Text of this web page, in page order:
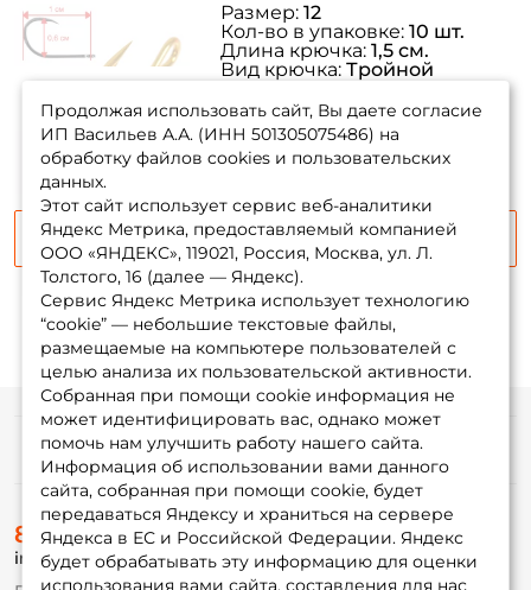
наличии
Сообщить о поступлении
Размер: 12
Кол-во в упаковке: 10 шт.
Длина крючка: 1,5 см.
Вид крючка: Тройной
Тип соединения:
Продолжая использовать сайт, Вы даете согласие
ИП Васильев А.А. (ИНН 501305075486) на
обработку файлов cookies и пользовательских
данных.
Этот сайт использует сервис веб-аналитики
Яндекс Метрика, предоставляемый компанией
ООО «ЯНДЕКС», 119021, Россия, Москва, ул. Л.
Толстого, 16 (далее — Яндекс).
Сервис Яндекс Метрика использует технологию
“cookie” — небольшие текстовые файлы,
размещаемые на компьютере пользователей с
целью анализа их пользовательской активности.
Собранная при помощи cookie информация не
может идентифицировать вас, однако может
помочь нам улучшить работу нашего сайта.
Информация об использовании вами данного
сайта, собранная при помощи cookie, будет
передаваться Яндексу и храниться на сервере
Яндекса в ЕС и Российской Федерации. Яндекс
будет обрабатывать эту информацию для оценки
использования вами сайта, составления для нас
Информация
О магазине
Доставка
Оплата
Fox-bonus
8 (495) 532-77-88
info@foxfishing.ru